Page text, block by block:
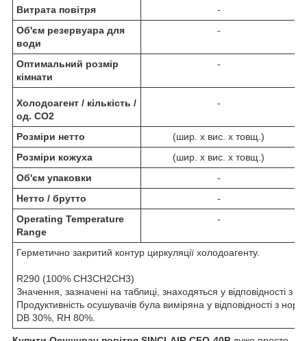
Витрата повітря
-
Об'єм резервуара для
води
-
Оптимальний розмір
кімнати
-
Холодоагент / кількість /
од. CO2
-
Розміри нетто
(шир. х вис. х товщ.)
Розміри кожуха
(шир. х вис. х товщ.)
Об'єм упаковки
-
Нетто / брутто
-
Operating Temperature
Range
-
Герметично закритий контур циркуляції холодоагенту.
R290 (100% CH3CH2CH3)
Значення, зазначені на таблиці, знаходяться у відповідності з
Продуктивність осушувачів була виміряна у відповідності з
DB 30%, RH 80%.